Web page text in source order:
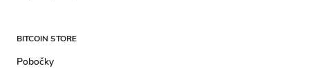
BITCOIN STORE
Pobočky